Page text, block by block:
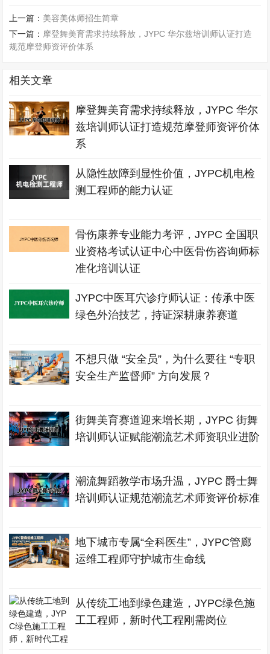
上一篇： 美容美体师招生简章
下一篇： 摩登舞美育需求持续释放，JYPC 华尔兹培训师认证打造
规范摩登师资评价体系
相关文章
摩登舞美育需求持续释放，JYPC 华尔
兹培训师认证打造规范摩登师资评价体
系
从隐性故障到显性价值，JYPC机电检
测工程师的能力认证
骨伤康养专业能力考评，JYPC 全国职
业资格考试认证中心中医骨伤咨询师标
准化培训认证
JYPC中医耳穴诊疗师认证：传承中医
绿色外治技艺，持证深耕康养赛道
不想只做 “安全员”，为什么要往 “专职
安全生产监督师” 方向发展？
街舞美育赛道迎来增长期，JYPC 街舞
培训师认证赋能潮流艺术师资职业进阶
潮流舞蹈教学市场升温，JYPC 爵士舞
培训师认证规范潮流艺术师资评价标准
地下城市专属“全科医生”，JYPC管廊
运维工程师守护城市生命线
从传统工地到绿色建造，JYPC绿色施
工工程师，新时代工程刚需岗位